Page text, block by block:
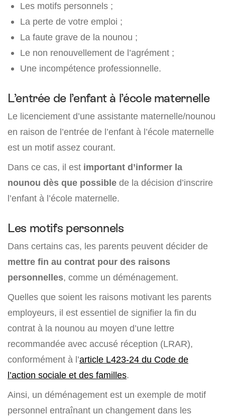
Les motifs personnels ;
La perte de votre emploi ;
La faute grave de la nounou ;
Le non renouvellement de l’agrément ;
Une incompétence professionnelle.
L’entrée de l’enfant à l’école maternelle
Le licenciement d’une assistante maternelle/nounou
en raison de l’entrée de l’enfant à l’école maternelle
est un motif assez courant.
Dans ce cas, il est important d’informer la
nounou dès que possible de la décision d’inscrire
l’enfant à l’école maternelle.
Les motifs personnels
Dans certains cas, les parents peuvent décider de
mettre fin au contrat pour des raisons
personnelles, comme un déménagement.
Quelles que soient les raisons motivant les parents
employeurs, il est essentiel de signifier la fin du
contrat à la nounou au moyen d’une lettre
recommandée avec accusé réception (LRAR),
conformément à l’article L423-24 du Code de
l’action sociale et des familles.
Ainsi, un déménagement est un exemple de motif
personnel entraînant un changement dans les